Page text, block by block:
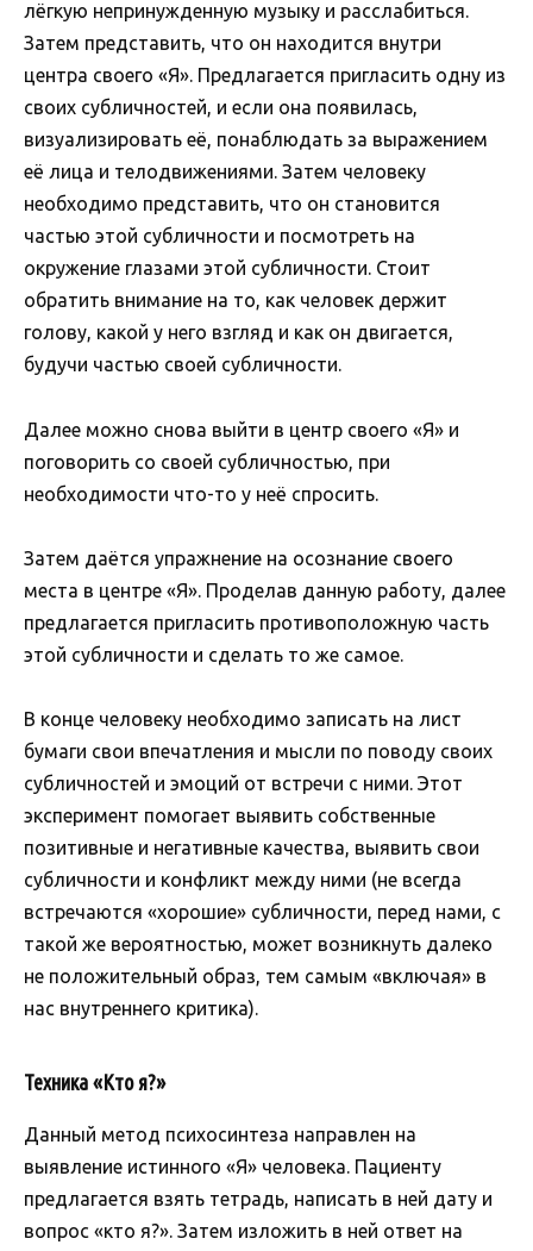
лёгкую непринужденную музыку и расслабиться.
Затем представить, что он находится внутри
центра своего «Я». Предлагается пригласить одну из
своих субличностей, и если она появилась,
визуализировать её, понаблюдать за выражением
её лица и телодвижениями. Затем человеку
необходимо представить, что он становится
частью этой субличности и посмотреть на
окружение глазами этой субличности. Стоит
обратить внимание на то, как человек держит
голову, какой у него взгляд и как он двигается,
будучи частью своей субличности.
Далее можно снова выйти в центр своего «Я» и
поговорить со своей субличностью, при
необходимости что-то у неё спросить.
Затем даётся упражнение на осознание своего
места в центре «Я». Проделав данную работу, далее
предлагается пригласить противоположную часть
этой субличности и сделать то же самое.
В конце человеку необходимо записать на лист
бумаги свои впечатления и мысли по поводу своих
субличностей и эмоций от встречи с ними. Этот
эксперимент помогает выявить собственные
позитивные и негативные качества, выявить свои
субличности и конфликт между ними (не всегда
встречаются «хорошие» субличности, перед нами, с
такой же вероятностью, может возникнуть далеко
не положительный образ, тем самым «включая» в
нас внутреннего критика).
Техника «Кто я?»
Данный метод психосинтеза направлен на
выявление истинного «Я» человека. Пациенту
предлагается взять тетрадь, написать в ней дату и
вопрос «кто я?». Затем изложить в ней ответ на